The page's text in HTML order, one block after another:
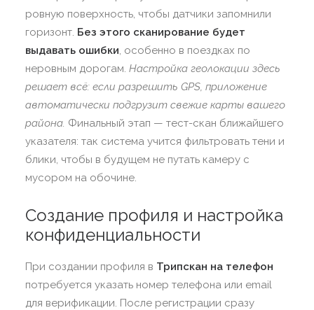
ровную поверхность, чтобы датчики запомнили
горизонт. Без этого сканирование будет
выдавать ошибки, особенно в поездках по
неровным дорогам. Настройка геолокации здесь
решает всё: если разрешить GPS, приложение
автоматически подгрузит свежие карты вашего
района. Финальный этап — тест-скан ближайшего
указателя: так система учится фильтровать тени и
блики, чтобы в будущем не путать камеру с
мусором на обочине.
Создание профиля и настройка
конфиденциальности
При создании профиля в Трипскан на телефон
потребуется указать номер телефона или email
для верификации. После регистрации сразу